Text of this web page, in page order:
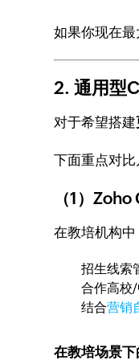
如果你现在最
2. 通用型
对于希望搭建
下面重点对比
（1）
在教培机构中
招生线索
合作高校
结合营销
在教培场景下